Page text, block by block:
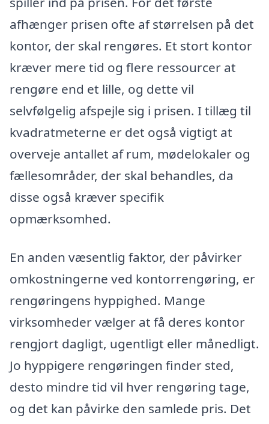
afhænger prisen ofte af størrelsen på det
kontor, der skal rengøres. Et stort kontor
kræver mere tid og flere ressourcer at
rengøre end et lille, og dette vil
selvfølgelig afspejle sig i prisen. I tillæg til
kvadratmeterne er det også vigtigt at
overveje antallet af rum, mødelokaler og
fællesområder, der skal behandles, da
disse også kræver specifik
opmærksomhed.
En anden væsentlig faktor, der påvirker
omkostningerne ved kontorrengøring, er
rengøringens hyppighed. Mange
virksomheder vælger at få deres kontor
rengjort dagligt, ugentligt eller månedligt.
Jo hyppigere rengøringen finder sted,
desto mindre tid vil hver rengøring tage,
og det kan påvirke den samlede pris. Det